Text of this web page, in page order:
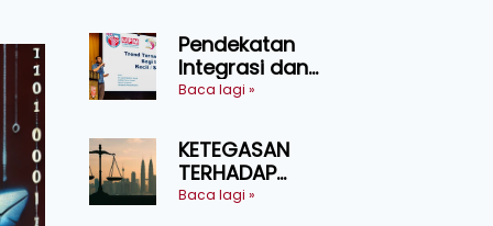
Menekan Diri
Pendekatan
Integrasi dan
Teknologi Baharu
Ternakan
Ruminan
Baca lagi »
KETEGASAN
TERHADAP
KEDAULATAN
Baca lagi »